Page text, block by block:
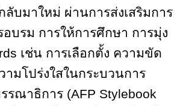
ลับมาใหม่ ผ่านการส่งเสริมการ
อบรม การให้การศึกษา การมุ่ง
เช่น การเลือกตั้ง ความขัด
ามโปร่งใสในกระบวนการ
รณาธิการ (AFP Stylebook